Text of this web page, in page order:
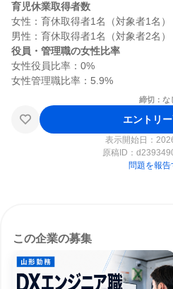
育児休業取得者数
女性：育休取得者1名（対象者1名）
役員・管理職の女性比率
女性役員比率：0%
締切：な
エントリ
表示開始日：
原稿ID：
問題を報告
この企業の募集